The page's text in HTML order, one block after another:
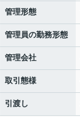
管理形態
管理員の勤務形態
管理会社
取引態様
引渡し